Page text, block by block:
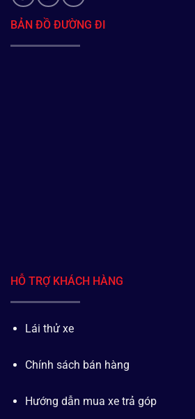
BẢN ĐỒ ĐƯỜNG ĐI
HỖ TRỢ KHÁCH HÀNG
Lái thử xe
Chính sách bán hàng
Hướng dẫn mua xe trả góp